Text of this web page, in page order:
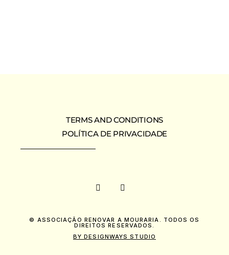
TERMS AND CONDITIONS
POLÍTICA DE PRIVACIDADE
© ASSOCIAÇÃO RENOVAR A MOURARIA. TODOS OS
DIREITOS RESERVADOS.
BY DESIGNWAYS STUDIO